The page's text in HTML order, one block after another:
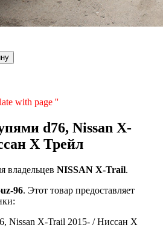
with page ''
d76, Nissan X-
Х Трейл
владельцев NISSAN X-Trail.
96. Этот товар предоставляет
Nissan X-Trail 2015- / Ниссан Х